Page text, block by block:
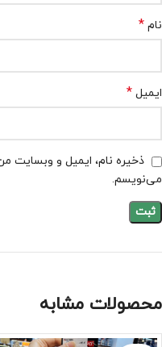
نام *
ایمیل *
ذخیره نام، ایمیل و وبسایت
می‌نویسم.
محصولات مشابه